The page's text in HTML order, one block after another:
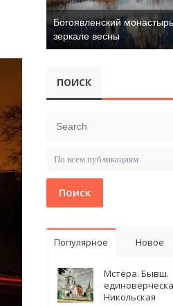
Богоявленский
зеркале весны
ПОИСК
Поиск
Популярное Новое
Мстёра. Бывш.
Никольская